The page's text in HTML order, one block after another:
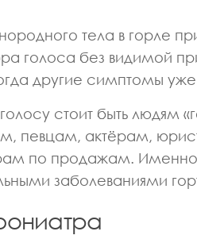
тела в горле
голоса без видимой
другие симптомы
стоит быть людям
певцам, актёрам,
по продажам.
заболеваниями